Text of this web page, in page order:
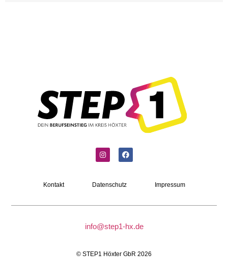
Kontakt Datenschutz Impressum
info@step1-hx.de
© STEP1 Höxter GbR 2026